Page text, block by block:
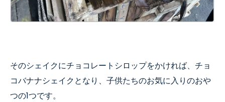
そのシェイクにチョコレートシロップをかければ、チョ
コバナナシェイクとなり、子供たちのお気に入りのおや
つの1つです。